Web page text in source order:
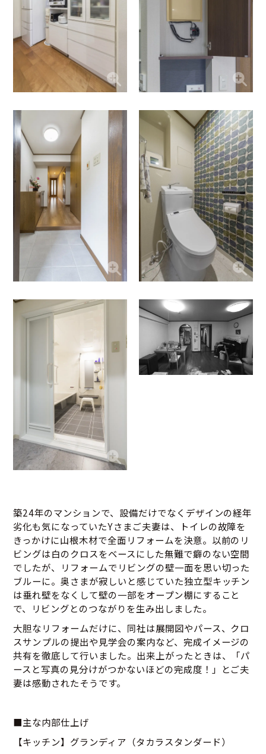
築24年のマンションで、設備だけでなくデザインの経年
劣化も気になっていたYさまご夫妻は、トイレの故障を
きっかけに山根木材で全面リフォームを決意。以前のリ
ビングは白のクロスをベースにした無難で癖のない空間
でしたが、リフォームでリビングの壁一面を思い切った
ブルーに。奥さまが寂しいと感じていた独立型キッチン
は垂れ壁をなくして壁の一部をオープン棚にすること
で、リビングとのつながりを生み出しました。
大胆なリフォームだけに、同社は展開図やパース、クロ
スサンプルの提出や見学会の案内など、完成イメージの
共有を徹底して行いました。出来上がったときは、「パ
ースと写真の見分けがつかないほどの完成度！」とご夫
妻は感動されたそうです。
■主な内部仕上げ
【キッチン】グランディア（タカラスタンダード）